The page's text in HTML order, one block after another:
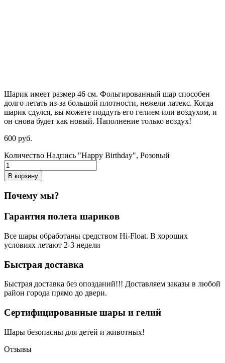
Шарик имеет размер 46 см. Фольгированный шар способен
долго летать из-за большой плотности, нежели латекс. Когда
шарик сдулся, вы можете поддуть его гелием или воздухом, и
он снова будет как новый. Наполнение только воздух!
600 руб.
Количество Надпись "Happy Birthday", Розовый
В корзину
Почему мы?
Гарантия полета шариков
Все шары обработаны средством Hi-Float. В хороших
условиях летают 2-3 недели
Быстрая доставка
Быстрая доставка без опозданий!!! Доставляем заказы в любой
район города прямо до двери.
Сертифицированные шары и гелий
Шары безопасны для детей и животных!
Отзывы